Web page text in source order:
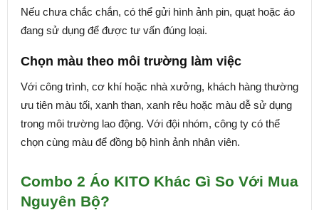
Nếu chưa chắc chắn, có thể gửi hình ảnh pin, quạt hoặc áo
đang sử dụng để được tư vấn đúng loại.
Chọn màu theo môi trường làm việc
Với công trình, cơ khí hoặc nhà xưởng, khách hàng thường
ưu tiên màu tối, xanh than, xanh rêu hoặc màu dễ sử dụng
trong môi trường lao động. Với đội nhóm, công ty có thể
chọn cùng màu để đồng bộ hình ảnh nhân viên.
Combo 2 Áo KITO Khác Gì So Với Mua
Nguyên Bộ?